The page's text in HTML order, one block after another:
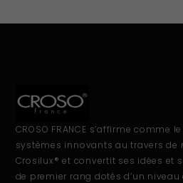
CROSO FRANCE s’affirme comme
systèmes innovants au travers de
Crosilux® et convertit ses idées et
de premier rang dotés d’un